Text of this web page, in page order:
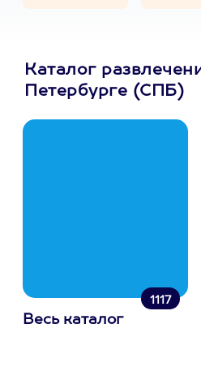
Каталог
Петербурге (СПБ)
1117
Весь каталог